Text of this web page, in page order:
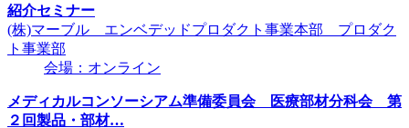
紹介セミナー
(株)マーブル エンベデッドプロダクト事業本部 プロダク
ト事業部
会場：オンライン
メディカルコンソーシアム準備委員会 医療部材分科会 第
２回製品・部材…